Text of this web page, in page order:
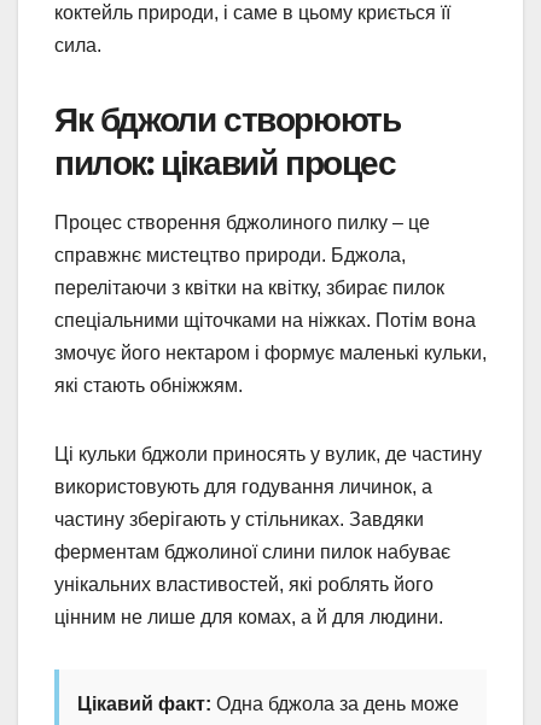
коктейль природи, і саме в цьому криється її
сила.
Як бджоли створюють
пилок: цікавий процес
Процес створення бджолиного пилку – це
справжнє мистецтво природи. Бджола,
перелітаючи з квітки на квітку, збирає пилок
спеціальними щіточками на ніжках. Потім вона
змочує його нектаром і формує маленькі кульки,
які стають обніжжям.
Ці кульки бджоли приносять у вулик, де частину
використовують для годування личинок, а
частину зберігають у стільниках. Завдяки
ферментам бджолиної слини пилок набуває
унікальних властивостей, які роблять його
цінним не лише для комах, а й для людини.
Цікавий факт: Одна бджола за день може